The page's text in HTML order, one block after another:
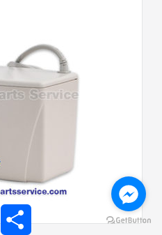
Email